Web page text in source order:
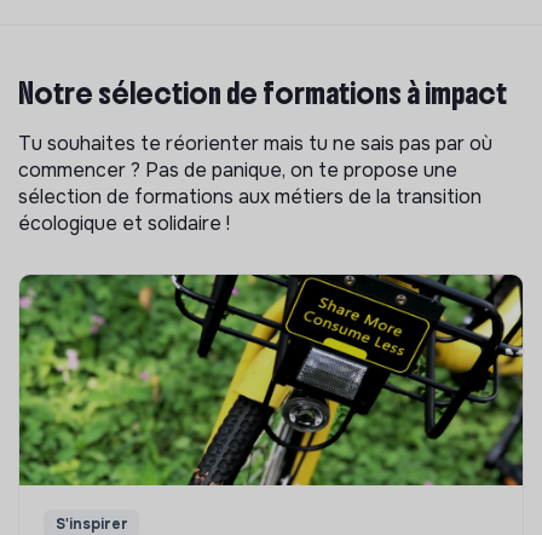
Notre sélection de formations à impact
Tu souhaites te réorienter mais tu ne sais pas par où
commencer ? Pas de panique, on te propose une
sélection de formations aux métiers de la transition
écologique et solidaire !
S'inspirer